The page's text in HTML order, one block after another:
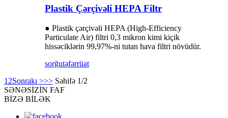
Plastik Çərçivəli HEPA Filtr
● Plastik çərçivəli HEPA (High-Efficiency
Particulate Air) filtri 0,3 mikron kimi kiçik
hissəciklərin 99,97%-ni tutan hava filtri növüdür.
sorğutəfərrüat
1 2Sonrakı >>> Səhifə 1/2
SƏNƏSİZİN FAF
BİZƏ BİLƏK